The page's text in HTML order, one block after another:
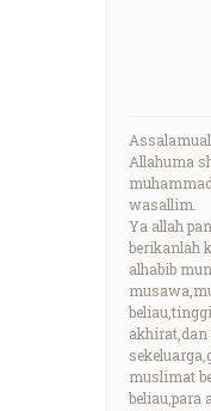
Allahuma
wasallim.
Ya allah
berikanlah
alhabib
akhirat,dan
muslimat
beliau,para